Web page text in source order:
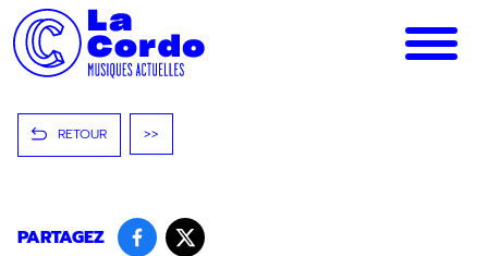
Panneau de gestion des cookies
RETOUR >>
PARTAGEZ